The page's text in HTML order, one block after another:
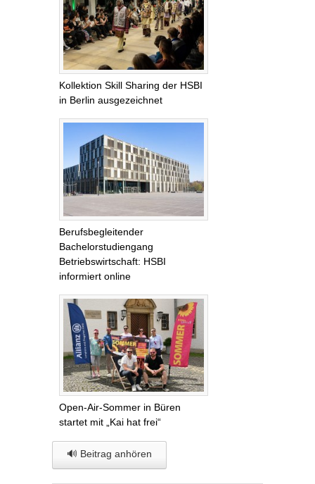
Kollektion Skill Sharing der HSBI
in Berlin ausgezeichnet
Berufsbegleitender
Bachelorstudiengang
Betriebswirtschaft: HSBI
informiert online
Open-Air-Sommer in Büren
startet mit „Kai hat frei“
🔊 Beitrag anhören